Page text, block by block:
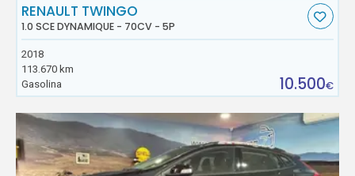
RENAULT TWINGO
1.0 SCE DYNAMIQUE - 70CV - 5P
2018
113.670 km
Gasolina
10.500€